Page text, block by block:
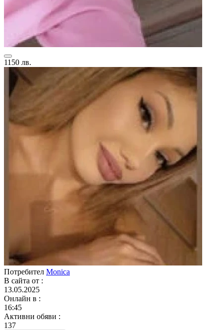
1150 лв.
Потребител Monica
В сайта от :
13.05.2025
Онлайн в :
16:45
Активни обяви :
137